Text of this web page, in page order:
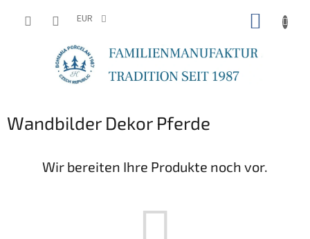
EUR
Wandbilder Dekor Pferde
Wir bereiten Ihre Produkte noch vor.